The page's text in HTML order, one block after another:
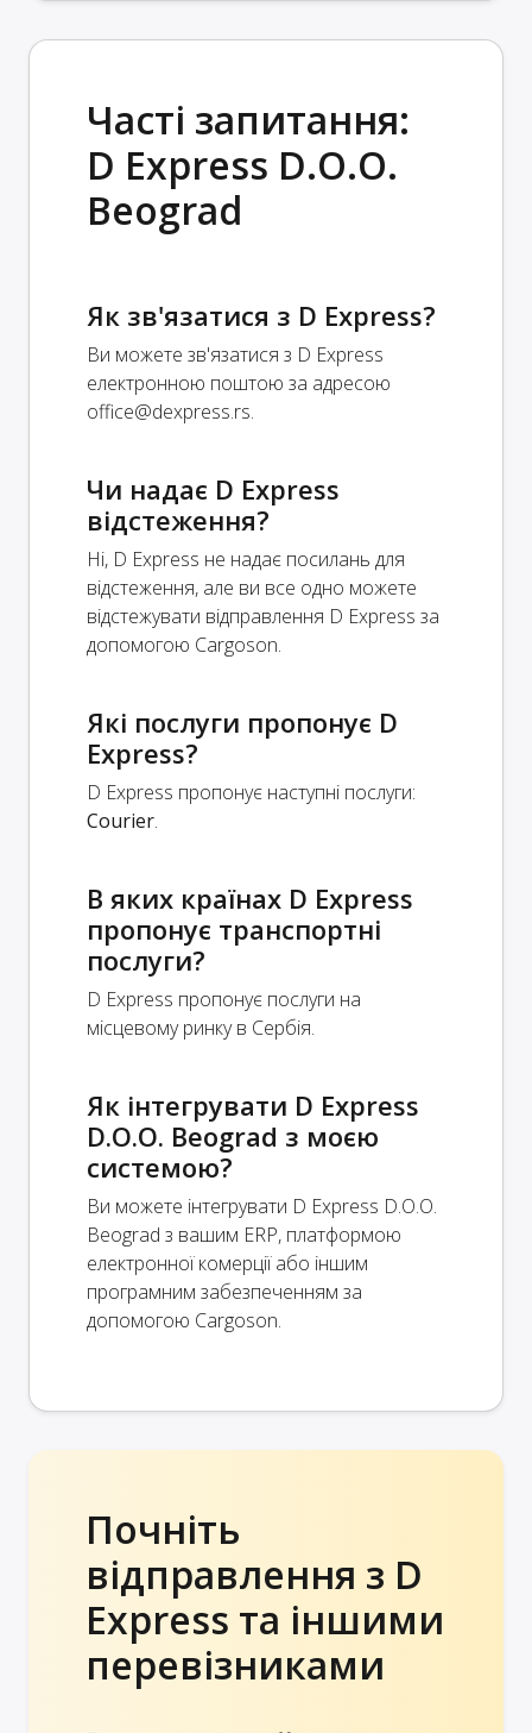
Часті запитання:
D Express D.O.O.
Beograd
Як зв'язатися з D Express?
Ви можете зв'язатися з D Express
електронною поштою за адресою
office@dexpress.rs.
Чи надає D Express
відстеження?
Ні, D Express не надає посилань для
відстеження, але ви все одно можете
відстежувати відправлення D Express за
допомогою Cargoson.
Які послуги пропонує D
Express?
D Express пропонує наступні послуги:
Courier.
В яких країнах D Express
пропонує транспортні
послуги?
D Express пропонує послуги на
місцевому ринку в Сербія.
Як інтегрувати D Express
D.O.O. Beograd з моєю
системою?
Ви можете інтегрувати D Express D.O.O.
Beograd з вашим ERP, платформою
електронної комерції або іншим
програмним забезпеченням за
допомогою Cargoson.
Почніть
відправлення з D
Express та іншими
перевізниками